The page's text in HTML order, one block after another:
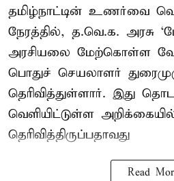
தமிழ்நாட்டின் உணர்வை
நேரத்தில், த.வெ.க. அரசு
அரசியலை மேற்கொள்ள
பொதுச் செயலாளர்
தெரிவித்துள்ளார். இது
வெளியிட்டுள்ள
தெரிவித்திருப்பதாவது
Read